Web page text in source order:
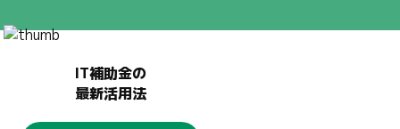
IT補助金の
最新活用法